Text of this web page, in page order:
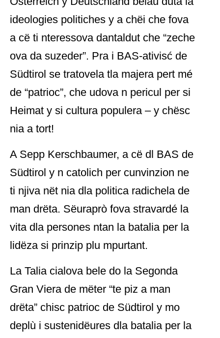
ideologies politiches y a chëi che fova
a cë ti nteressova dantaldut che “zeche
ova da suzeder”. Pra i BAS-ativisć de
Südtirol se tratovela tla majera pert mé
de “patrioc”, che udova n pericul per si
Heimat y si cultura populera – y chësc
nia a tort!
A Sepp Kerschbaumer, a cë dl BAS de
Südtirol y n catolich per cunvinzion ne
ti njiva nët nia dla politica radichela de
man drëta. Sëuraprò fova stravardé la
vita dla persones ntan la batalia per la
lidëza si prinzip plu mpurtant.
La Talia cialova bele do la Segonda
Gran Viera de mëter “te piz a man
drëta” chisc patrioc de Südtirol y mo
deplù i sustenidëures dla batalia per la